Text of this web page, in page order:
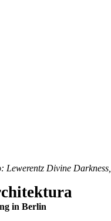
Divine
in Berlin